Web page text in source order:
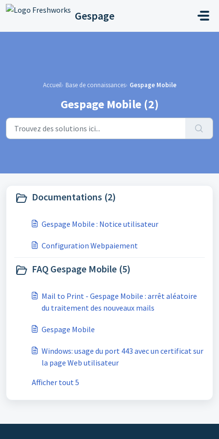
Passer au contenu principal
Gespage
Accueil Base de connaissances Gespage Mobile
Gespage Mobile (2)
Documentations (2)
Gespage Mobile : Notice utilisateur
Configuration Webpaiement
FAQ Gespage Mobile (5)
Mail to Print - Gespage Mobile : arrêt aléatoire
du traitement des nouveaux mails
Gespage Mobile
Windows: usage du port 443 avec un certificat sur
la page Web utilisateur
Afficher tout 5